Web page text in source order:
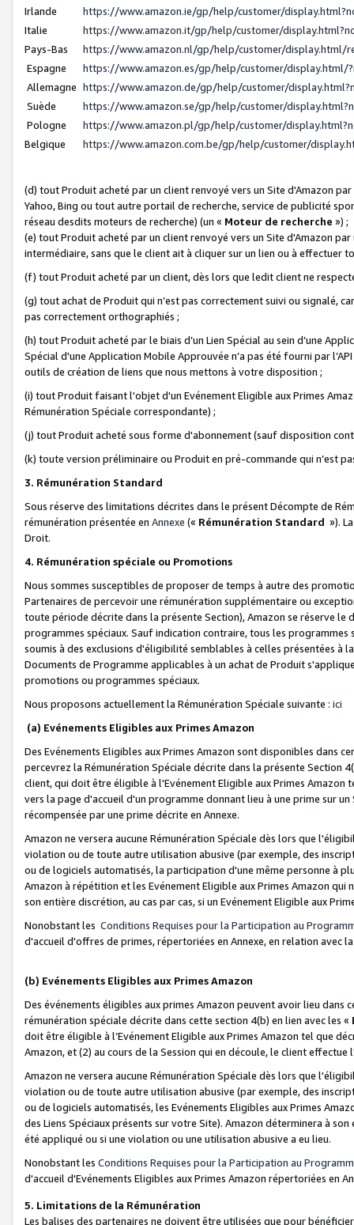
Irlande
https://www.amazon.ie/gp/help/customer/
Italie
https://www.amazon.it/gp/help/customer/
Pays-Bas
https://www.amazon.nl/gp/help/customer/display.html/
Espagne
https://www.amazon.es/gp/help/customer/display.html/
Allemagne https://www.amazon.de/gp/help/customer/
Suède
https://www.amazon.se/gp/help/customer/
Pologne
https://www.amazon.pl/gp/help/customer/
Belgique
https://www.amazon.com.be/gp/help/customer/
(d) tout Produit acheté par un client renvoyé vers un Site d'Amazon
Yahoo, Bing ou tout autre portail de recherche, service de publicité
réseau desdits moteurs de recherche) (un « Moteur de recherche ») ;
(e) tout Produit acheté par un client renvoyé vers un Site d'Amazon
intermédiaire, sans que le client ait à cliquer sur un lien ou à
(f) tout Produit acheté par un client, dès lors que ledit client ne
(g) tout achat de Produit qui n’est pas correctement suivi ou signalé,
pas correctement orthographiés ;
(h) tout Produit acheté par le biais d’un Lien Spécial au sein d’une
Spécial d'une Application Mobile Approuvée n’a pas été fourni par
outils de création de liens que nous mettons à votre disposition ;
(i) tout Produit faisant l'objet d'un Evénement Eligible aux Primes
Rémunération Spéciale correspondante) ;
(j) tout Produit acheté sous forme d'abonnement (sauf disposition
(k) toute version préliminaire ou Produit en pré-commande qui n’est
3. Rémunération Standard
Sous réserve des limitations décrites dans le présent Décompte de
rémunération présentée en Annexe (« Rémunération Standard »).
Droit.
4. Rémunération spéciale ou Promotions
Nous sommes susceptibles de proposer de temps à autre des
Partenaires de percevoir une rémunération supplémentaire ou
toute période décrite dans la présente Section), Amazon se réserve
programmes spéciaux. Sauf indication contraire, tous les
soumis à des exclusions d'éligibilité semblables à celles présentées à
Documents de Programme applicables à un achat de Produit
promotions ou programmes spéciaux.
Nous proposons actuellement la Rémunération Spéciale suivante : ici
(a) Evénements Eligibles aux Primes Amazon
Des Evénements Eligibles aux Primes Amazon sont disponibles dans
percevrez la Rémunération Spéciale décrite dans la présente Section
client, qui doit être éligible à l'Evénement Eligible aux Primes Amazon
vers la page d'accueil d'un programme donnant lieu à une prime sur
récompensée par une prime décrite en Annexe.
Amazon ne versera aucune Rémunération Spéciale dès lors que
violation ou de toute autre utilisation abusive (par exemple, des
ou de logiciels automatisés, la participation d'une même personne à
Amazon à répétition et les Evénement Eligible aux Primes Amazon qui
son entière discrétion, au cas par cas, si un Evénement Eligible aux
Nonobstant les Conditions Requises pour la Participation au
d'accueil d'offres de primes, répertoriées en Annexe, en relation avec
(b) Evénements Eligibles aux Primes Amazon
Des événements éligibles aux primes Amazon peuvent avoir lieu dans
rémunération spéciale décrite dans cette section 4(b) en lien avec les «
doit être éligible à l’Evénement Eligible aux Primes Amazon tel que
Amazon, et (2) au cours de la Session qui en découle, le client
Amazon ne versera aucune Rémunération Spéciale dès lors que
violation ou de toute autre utilisation abusive (par exemple, des
ou de logiciels automatisés, les Evénements Eligibles aux Primes
des Liens Spéciaux présents sur votre Site). Amazon déterminera à
été appliqué ou si une violation ou une utilisation abusive a eu lieu.
Nonobstant les Conditions Requises pour la Participation au
d'accueil d'Evénements Eligibles aux Primes Amazon répertoriées en
5. Limitations de la Rémunération
Les balises des partenaires ne doivent être utilisées que pour